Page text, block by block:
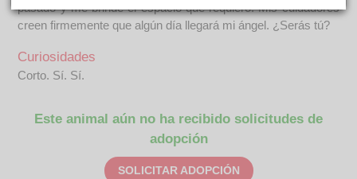
pasado y me brinde el espacio que requiero. Mis cuidadores
creen firmemente que algún día llegará mi ángel. ¿Serás tú?
Curiosidades
Corto. Sí. Sí.
Este animal aún no ha recibido solicitudes de
adopción
SOLICITAR ADOPCIÓN